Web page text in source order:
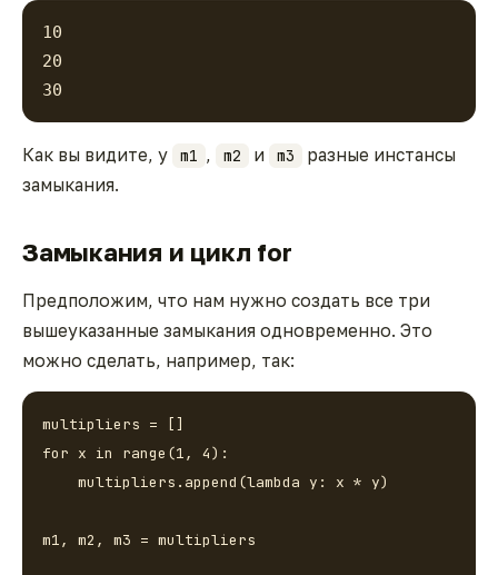
10
20
30
Как вы видите, у m1 , m2 и m3
разные инстансы
замыкания.
Замыкания и цикл for
Предположим, что нам нужно создать все три
вышеуказанные замыкания одновременно. Это
можно сделать, например, так:
multipliers = []
for x in range(1, 4):
    multipliers.append(lambda y: x * y)
m1, m2, m3 = multipliers